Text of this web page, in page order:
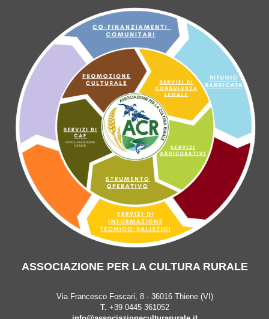
ASSOCIAZIONE PER LA CULTURA RURALE
Via Francesco Foscari, 8 - 36016 Thiene (VI)
T. +39 0445 361052